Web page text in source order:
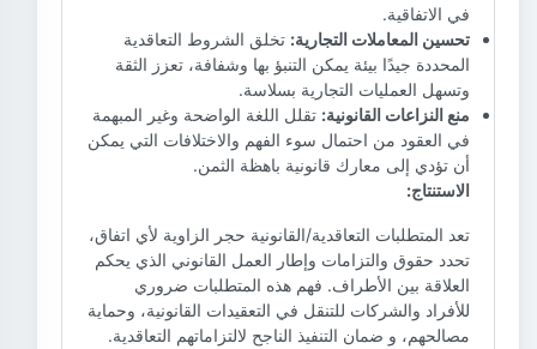
في الاتفاقية.
تحسين المعاملات التجارية: تخلق الشروط التعاقدية
المحددة جيدًا بيئة يمكن التنبؤ بها وشفافة، تعزز الثقة
وتسهل العمليات التجارية بسلاسة.
منع النزاعات القانونية: تقلل اللغة الواضحة وغير المبهمة
في العقود من احتمال سوء الفهم والاختلافات التي يمكن
أن تؤدي إلى معارك قانونية باهظة الثمن.
الاستنتاج:
تعد المتطلبات التعاقدية/القانونية حجر الزاوية لأي اتفاق،
تحدد حقوق والتزامات وإطار العمل القانوني الذي يحكم
العلاقة بين الأطراف. فهم هذه المتطلبات ضروري
للأفراد والشركات للتنقل في التعقيدات القانونية، وحماية
مصالحهم، و ضمان التنفيذ الناجح لالتزاماتهم التعاقدية.